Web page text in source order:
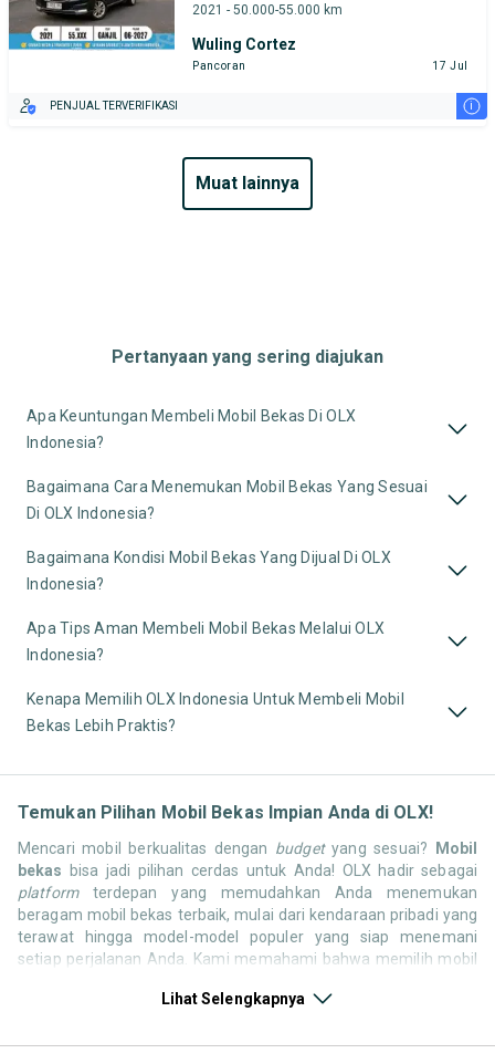
2021 - 50.000-55.000 km
Wuling Cortez
Pancoran 17 Jul
PENJUAL TERVERIFIKASI i
muat lainnya
Pertanyaan yang sering diajukan
Apa Keuntungan Membeli Mobil Bekas Di OLX
Indonesia?
Bagaimana Cara Menemukan Mobil Bekas Yang Sesuai
Di OLX Indonesia?
Bagaimana Kondisi Mobil Bekas Yang Dijual Di OLX
Indonesia?
Apa Tips Aman Membeli Mobil Bekas Melalui OLX
Indonesia?
Kenapa Memilih OLX Indonesia Untuk Membeli Mobil
Bekas Lebih Praktis?
Temukan Pilihan Mobil Bekas Impian Anda di OLX!
Mencari mobil berkualitas dengan budgetyang sesuai? Mobil
bekas bisa jadi pilihan cerdas untuk Anda! OLX hadir sebagai
platformterdepan yang memudahkan Anda menemukan
beragam mobil bekas terbaik, mulai dari kendaraan pribadi yang
terawat hingga model-model populer yang siap menemani
setiap perjalanan Anda. Kami memahami bahwa memilih mobil
ribuan daftar dari penjual terpercaya di seluruh Indonesia.
dengan gaya hidup, kebutuhan, danbudgetAnda!
Lihat Selengkapnya